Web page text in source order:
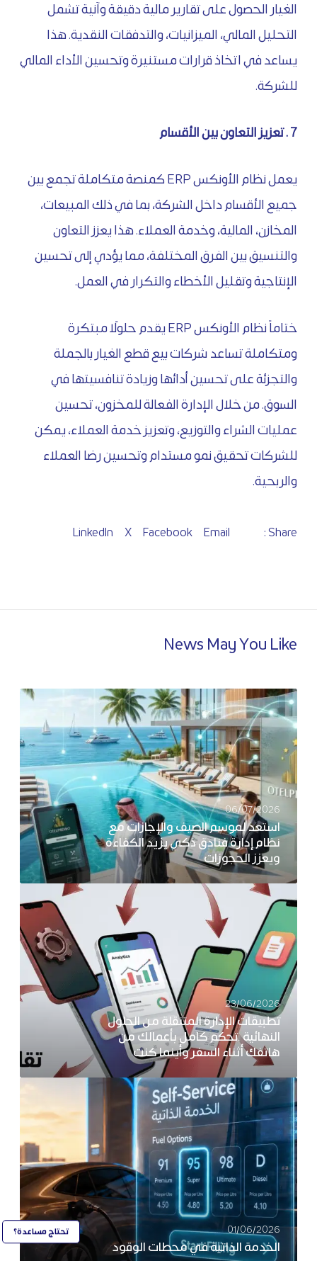
الغيار الحصول على تقارير مالية دقيقة وآنية تشمل
التحليل المالي، الميزانيات، والتدفقات النقدية. هذا
يساعد في اتخاذ قرارات مستنيرة وتحسين الأداء المالي
للشركة.
7 . تعزيز التعاون بين الأقسام
يعمل نظام الأونكس ERP كمنصة متكاملة تجمع بين
جميع الأقسام داخل الشركة، بما في ذلك المبيعات،
المخازن، المالية، وخدمة العملاء. هذا يعزز التعاون
والتنسيق بين الفرق المختلفة، مما يؤدي إلى تحسين
الإنتاجية وتقليل الأخطاء والتكرار في العمل.
ختاماً نظام الأونكس ERP يقدم حلولًا مبتكرة
ومتكاملة تساعد شركات بيع قطع الغيار بالجملة
والتجزئة على تحسين أدائها وزيادة تنافسيتها في
السوق. من خلال الإدارة الفعالة للمخزون، تحسين
عمليات الشراء والتوزيع، وتعزيز خدمة العملاء، يمكن
للشركات تحقيق نمو مستدام وتحسين رضا العملاء
والربحية.
Share :
Email
Facebook
X
LinkedIn
News May You Like
06/07/2026
استعد لموسم الصيف والإجازات مع
نظام إدارة فنادق ذكي يزيد الكفاءة
ويعزز الحجوزات
23/06/2026
تطبيقات الإدارة المتنقلة من الحلول
النهائية …تحكم كامل بأعمالك من
هاتفك أثناء السفر وأينما كنت
01/06/2026
الخدمة الذاتية في محطات الوقود
تحتاج مساعدة؟